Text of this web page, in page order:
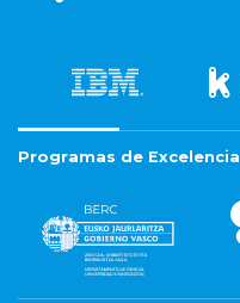
Programas de Excelencia